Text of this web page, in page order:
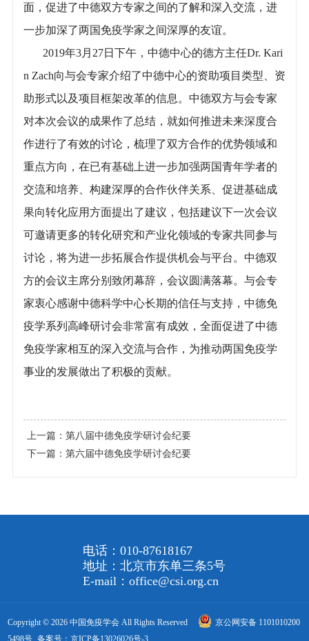
面，促进了中德双方专家之间的了解和深入交流，进
一步加深了两国免疫学家之间深厚的友谊。
2019年3月27日下午，中德中心的德方主任Dr. Kari
n Zach向与会专家介绍了中德中心的资助项目类型、资
助形式以及项目框架改革的信息。中德双方与会专家
对本次会议的成果作了总结，就如何推进未来深度合
作进行了有效的讨论，梳理了双方合作的优势领域和
重点方向，在已有基础上进一步加强两国青年学者的
交流和培养、构建深厚的合作伙伴关系、促进基础成
果向转化应用方面提出了建议，包括建议下一次会议
可邀请更多的转化研究和产业化领域的专家共同参与
讨论，将为进一步拓展合作提供机会与平台。中德双
方的会议主席分别致闭幕辞，会议圆满落幕。与会专
家衷心感谢中德科学中心长期的信任与支持，中德免
疫学系列高峰研讨会非常富有成效，全面促进了中德
免疫学家相互的深入交流与合作，为推动两国免疫学
事业的发展做出了积极的贡献。
上一篇： 第八届中德免疫学研讨会纪要
下一篇： 第六届中德免疫学研讨会纪要
电话：010-87618167
地址：北京市东单三条5号
E-mail：office@csi.org.cn
Copyright © 2026 中国免疫学会 All Rights Reserved
京公网安备 1101010200
5498号 备案号：京ICP备13026026号-3